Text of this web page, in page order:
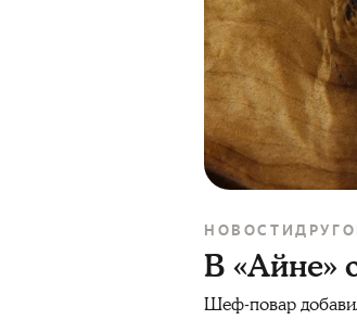
НОВОСТИ
В «Айне»
Шеф-повар